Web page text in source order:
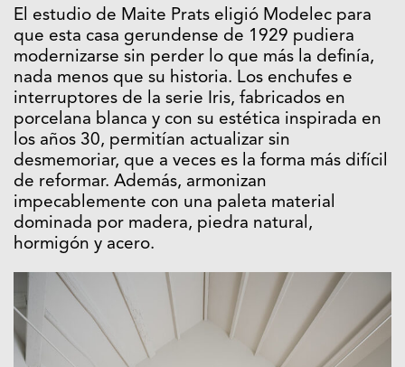
El estudio de Maite Prats eligió Modelec para
que esta casa gerundense de 1929 pudiera
modernizarse sin perder lo que más la definía,
nada menos que su historia. Los enchufes e
interruptores de la serie Iris, fabricados en
porcelana blanca y con su estética inspirada en
los años 30, permitían actualizar sin
desmemoriar, que a veces es la forma más difícil
de reformar. Además, armonizan
impecablemente con una paleta material
dominada por madera, piedra natural,
hormigón y acero.